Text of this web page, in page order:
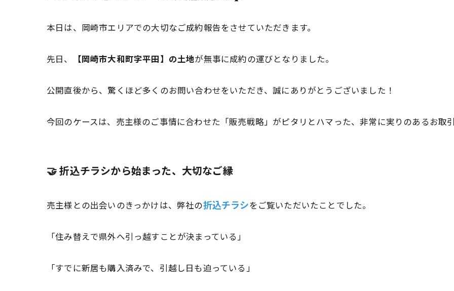
本日は、岡崎市エリアでの大切なご成約報告をさせていただきます。
先日、 【岡崎市大和町字平田】の土地が無事に成約の運びとなりました。
公開直後から、驚くほど多くのお問い合わせをいただき、誠にありがとうございました！
今回のケースは、売主様のご事情に合わせた「販売戦略」がピタリとハマった、非常に実りのあるお取
🤝 折込チラシから始まった、大切なご縁
売主様との出会いのきっかけは、弊社の折込チラシをご覧いただいたことでした。
「住み替えで県外へ引っ越すことが決まっている」
「すでに新居も購入済みで、引越し日も迫っている」